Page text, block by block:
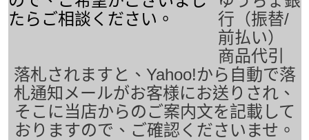
たらご相談ください。
行（振替/
前払い）
商品代引
落札されますと、Yahoo!から自動で落
札通知メールがお客様にお送りされ、
そこに当店からのご案内文を記載して
おりますので、ご確認くださいませ。